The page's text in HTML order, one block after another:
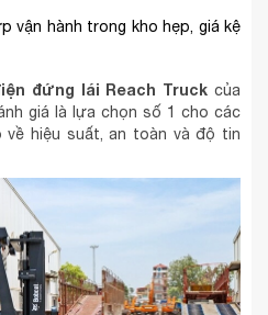
vận hành trong kho hẹp, giá kệ
đứng lái Reach Truck của
giá là lựa chọn số 1 cho các
về hiệu suất, an toàn và độ tin